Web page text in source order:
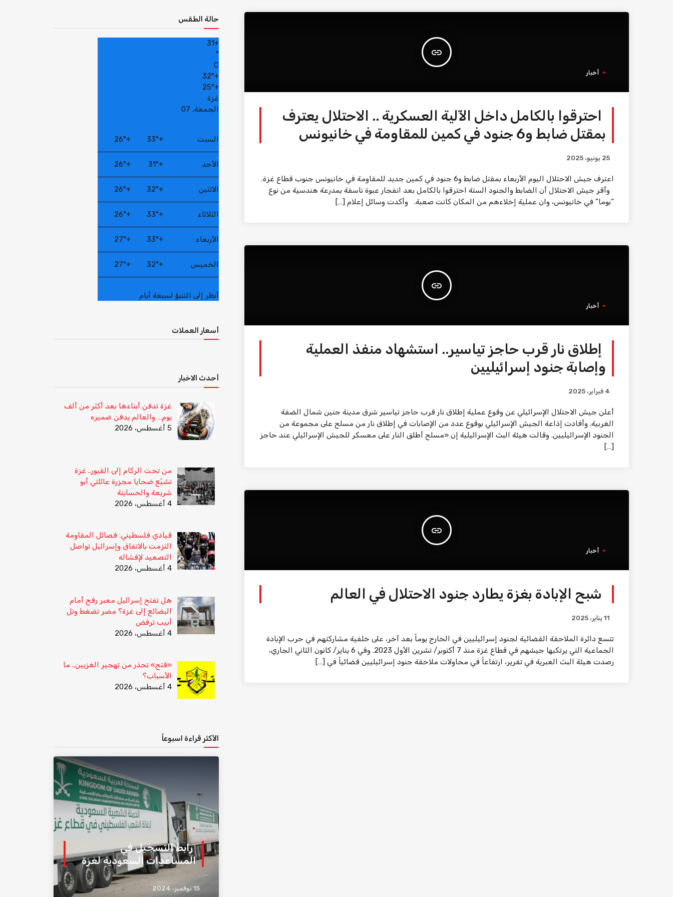
insert_link
أخبار
احترقوا بالكامل داخل الآلية العسكرية .. الاحتلال يعترف
بمقتل ضابط و6 جنود في كمين للمقاومة في خانيونس
25 يونيو، 2025
اعترف جيش الاحتلال اليوم الأربعاء بمقتل ضابط و6 جنود في كمين جديد للمقاومة في خانيونس جنوب قطاع غزة.
وأقر جيش الاحتلال أن الضابط والجنود الستة احترقوا بالكامل بعد انفجار عبوة ناسفة بمدرعة هندسية من نوع
“بوما” في خانيونس، وان عملية إخلاءهم من المكان كانت صعبة. وأكدت وسائل إعلام […]
insert_link
أخبار
إطلاق نار قرب حاجز تياسير.. استشهاد منفذ العملية
وإصابة جنود إسرائيليين
4 فبراير، 2025
أعلن جيش الاحتلال الإسرائيلي عن وقوع عملية إطلاق نار قرب حاجز تياسير شرق مدينة جنين شمال الضفة
الغربية. وأفادت إذاعة الجيش الإسرائيلي بوقوع عدد من الإصابات في إطلاق نار من مسلح على مجموعة من
الجنود الإسرائيليين. وقالت هيئة البث الإسرائيلية إن «مسلح أطلق النار على معسكر للجيش الإسرائيلي عند حاجز
[…]
insert_link
أخبار
شبح الإبادة بغزة يطارد جنود الاحتلال في العالم
11 يناير، 2025
تتسع دائرة الملاحقة القضائية لجنود إسرائيليين في الخارج يوماً بعد آخر، على خلفية مشاركتهم في حرب الإبادة
الجماعية التي يرتكبها جيشهم في قطاع غزة منذ 7 أكتوبر/ تشرين الأول 2023. وفي 6 يناير/ كانون الثاني الجاري،
رصدت هيئة البث العبرية في تقرير، ارتفاعاً في محاولات ملاحقة جنود إسرائيليين قضائياً في […]
حالة الطقس
+
31
°
C
+
32°
+
25°
غزة
الجمعة, 07
السبت +
33°
+
26°
الأحد +
31°
+
26°
الاثنين +
32°
+
26°
الثلاثاء +
33°
+
26°
الأربعاء +
33°
+
27°
الخميس +
32°
+
27°
أنظر إلى التنبؤ لسبعة أيام
أسعار العملات
أحدث الاخبار
غزة تدفن أبناءها بعد أكثر من ألف
يوم… والعالم يدفن ضميره
5 أغسطس، 2026
من تحت الركام إلى القبور.. غزة
تشيّع ضحايا مجزرة عائلتي أبو
شريعة والحساينة
4 أغسطس، 2026
قيادي فلسطيني: فصائل المقاومة
التزمت بالاتفاق وإسرائيل تواصل
التصعيد لإفشاله
4 أغسطس، 2026
هل تفتح إسرائيل معبر رفح أمام
البضائع إلى غزة؟ مصر تضغط وتل
أبيب ترفض
4 أغسطس، 2026
«فتح» تحذر من تهجير الغزيين.. ما
الأسباب؟
4 أغسطس، 2026
الأكثر قراءة اسبوعاً
أخبار
رابط التسجيل في
المساعدات السعودية لغزة
15 نوفمبر، 2024